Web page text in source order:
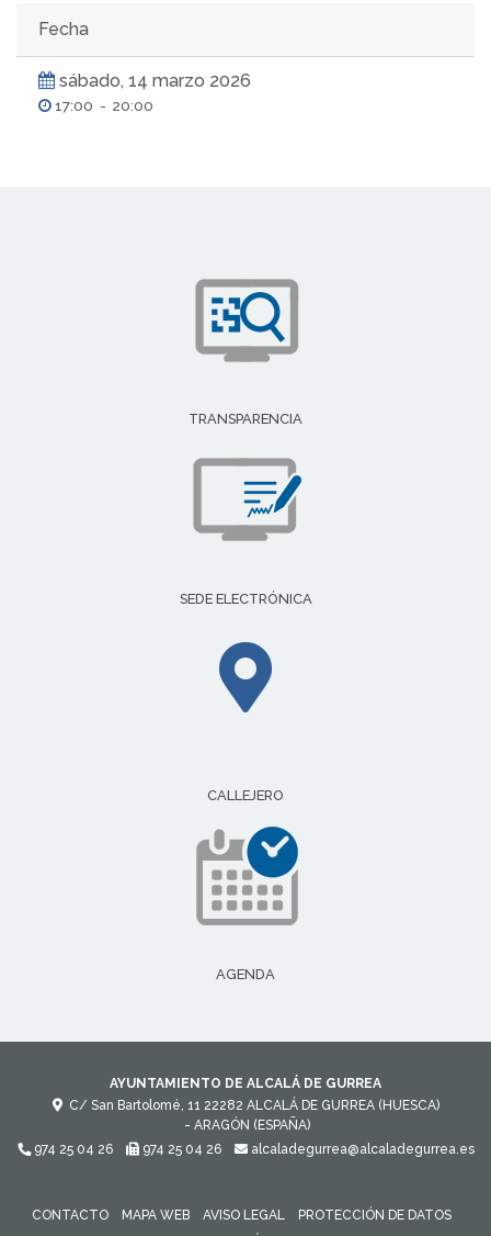
Fecha
sábado, 14 marzo 2026
17:00 - 20:00
TRANSPARENCIA
SEDE ELECTRÓNICA
CALLEJERO
AGENDA
AYUNTAMIENTO DE ALCALÁ DE GURREA
C/ San Bartolomé, 11 22282 ALCALÁ DE GURREA (HUESCA)
- ARAGÓN (ESPAÑA)
974 25 04 26
974 25 04 26 alcaladegurrea@alcaladegurrea.es
CONTACTO MAPA WEB AVISO LEGAL
PROTECCIÓN DE DATOS